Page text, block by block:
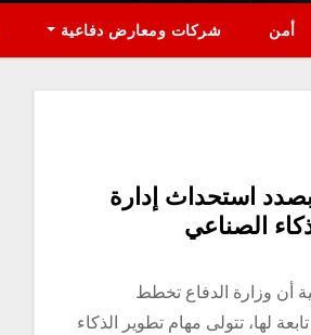
أمن شركات ومعارض دفاعية
بصدد استحداث إدارة
الصناعي
أن وزارة الدفاع تخطط
لها، تتولى مهام تطوير الذكاء